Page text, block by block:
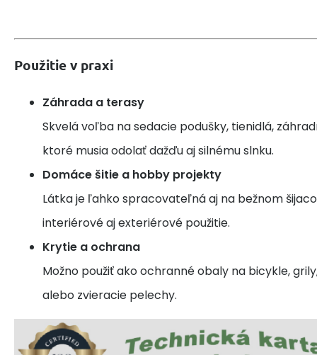
Použitie v praxi
Záhrada a terasy
Skvelá voľba na sedacie podušky, tienidlá,
ktoré musia odolať dažďu aj silnému slnku.
Domáce šitie a hobby projekty
Látka je ľahko spracovateľná aj na bežnom
interiérové aj exteriérové použitie.
Krytie a ochrana
Možno použiť ako ochranné obaly na bicykle,
alebo zvieracie pelechy.